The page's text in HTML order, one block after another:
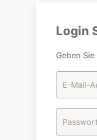
Login
Geben